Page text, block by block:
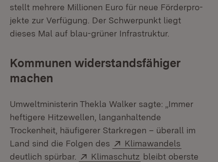
stellt mehrere Millionen Euro für neue Förderpro­
jekte zur Verfügung. Der Schwerpunkt liegt
dieses Mal auf blau-grüner Infrastruktur.
Kommunen widerstandsfähiger
machen
Umweltministerin Thekla Walker sagte: „Immer
heftigere Hitzewellen, langanhaltende
Trockenheit, häufigerer Starkregen – überall im
Land sind die Folgen des
Extern:
Klimawandels
deutlich spürbar.
Extern:
Klimaschutz (Öffnet in neuem
bleibt oberste